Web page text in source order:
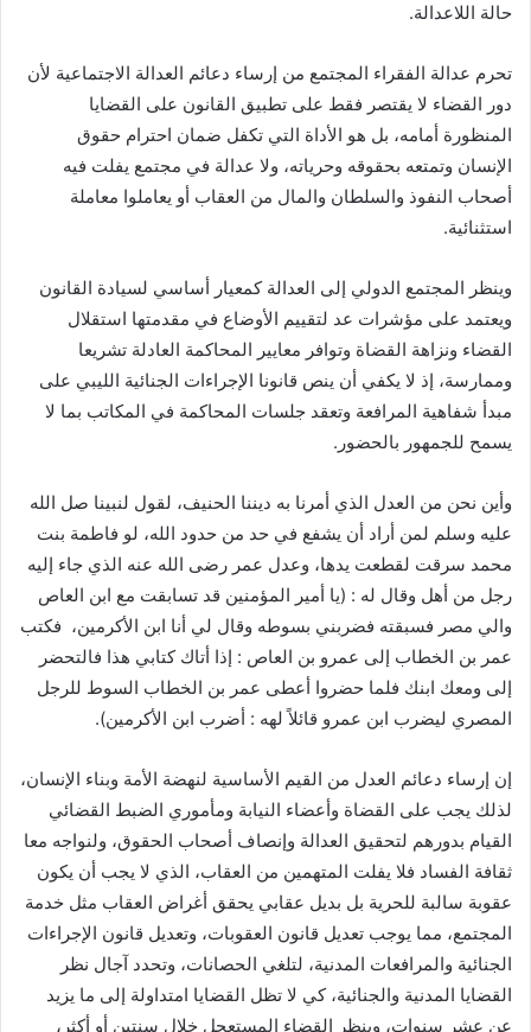
حالة اللاعدالة.
تحرم عدالة الفقراء المجتمع من إرساء دعائم العدالة الاجتماعية لأن
دور القضاء لا يقتصر فقط على تطبيق القانون على القضايا
المنظورة أمامه، بل هو الأداة التي تكفل ضمان احترام حقوق
الإنسان وتمتعه بحقوقه وحرياته، ولا عدالة في مجتمع يفلت فيه
أصحاب النفوذ والسلطان والمال من العقاب أو يعاملوا معاملة
استثنائية.
وينظر المجتمع الدولي إلى العدالة كمعيار أساسي لسيادة القانون
ويعتمد على مؤشرات عد لتقييم الأوضاع في مقدمتها استقلال
القضاء ونزاهة القضاة وتوافر معايير المحاكمة العادلة تشريعا
وممارسة، إذ لا يكفي أن ينص قانونا الإجراءات الجنائية الليبي على
مبدأ شفاهية المرافعة وتعقد جلسات المحاكمة في المكاتب بما لا
يسمح للجمهور بالحضور.
وأين نحن من العدل الذي أمرنا به ديننا الحنيف، لقول لنبينا صل الله
عليه وسلم لمن أراد أن يشفع في حد من حدود الله، لو فاطمة بنت
محمد سرقت لقطعت يدها، وعدل عمر رضى الله عنه الذي جاء إليه
رجل من أهل وقال له : (يا أمير المؤمنين قد تسابقت مع ابن العاص
والي مصر فسبقته فضربني بسوطه وقال لي أنا ابن الأكرمين، فكتب
عمر بن الخطاب إلى عمرو بن العاص : إذا أتاك كتابي هذا فالتحضر
إلى ومعك ابنك فلما حضروا أعطى عمر بن الخطاب السوط للرجل
المصري ليضرب ابن عمرو قائلاً لهه : أضرب ابن الأكرمين).
إن إرساء دعائم العدل من القيم الأساسية لنهضة الأمة وبناء الإنسان،
لذلك يجب على القضاة وأعضاء النيابة ومأموري الضبط القضائي
القيام بدورهم لتحقيق العدالة وإنصاف أصحاب الحقوق، ولنواجه معا
ثقافة الفساد فلا يفلت المتهمين من العقاب، الذي لا يجب أن يكون
عقوبة سالبة للحرية بل بديل عقابي يحقق أغراض العقاب مثل خدمة
المجتمع، مما يوجب تعديل قانون العقوبات، وتعديل قانون الإجراءات
الجنائية والمرافعات المدنية، لتلغي الحصانات، وتحدد آجال نظر
القضايا المدنية والجنائية، كي لا تظل القضايا امتداولة إلى ما يزيد
عن عشر سنوات، وينظر القضاء المستعجل خلال سنتين أو أكثر،